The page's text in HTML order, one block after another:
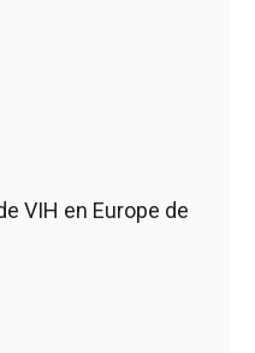
VIH en Europe de